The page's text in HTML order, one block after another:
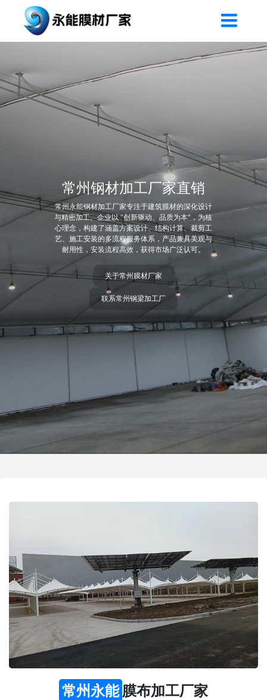
常州钢材加工厂家直销
常州永能钢材加工厂家专注于建筑膜材的深化设计
与精密加工。企业以 "创新驱动、品质为本"，为核
心理念，构建了涵盖方案设计、结构计算、裁剪工
艺、施工安装的多流程服务体系，产品兼具美观与
耐用性，安装流程高效，获得市场广泛认可。
关于常州膜材厂家
联系常州钢梁加工厂
常州永能 膜布加工厂家